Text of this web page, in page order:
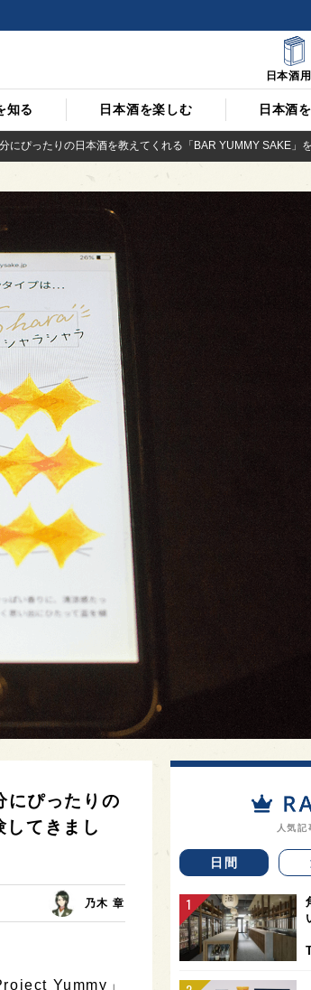
知る 日本酒を楽しむ 日本酒
日本酒
ぴったりの日本酒を教えてくれる「BAR YUMMY SAKE」
にぴったりの
てきまし
乃木 章
Yummy」
人気
日間